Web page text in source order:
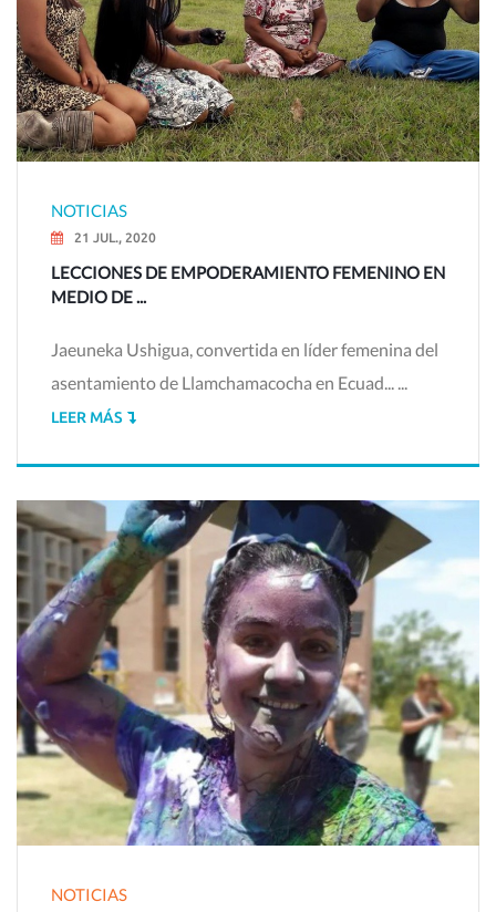
NOTICIAS
21 JUL., 2020
LECCIONES DE EMPODERAMIENTO FEMENINO EN
MEDIO DE ...
Jaeuneka Ushigua, convertida en líder femenina del
asentamiento de Llamchamacocha en Ecuad... ...
LEER MÁS
NOTICIAS